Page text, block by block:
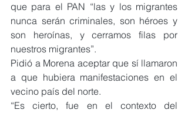
que para el PAN “las y los migrantes
nunca serán criminales, son héroes y
son heroínas, y cerramos filas por
nuestros migrantes”.
Pidió a Morena aceptar que sí llamaron
a que hubiera manifestaciones en el
vecino país del norte.
“Es cierto, fue en el contexto del